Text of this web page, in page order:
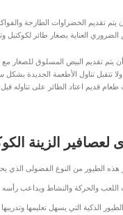
تقديم الخضراوات الطازجة
العناية بصغار طائر لكوكتيل
تقديم البيض المسلوق للصغار مع
ولا تتقبل تناول الأطعمة الجديدة
طعام قديم اعتاد الطائر على تناوله
الزينة
هذه الطيور من النوع الفضولى
والحركة والنشاط ويداعب رأسه
الذكية التي يسهل تعليمها